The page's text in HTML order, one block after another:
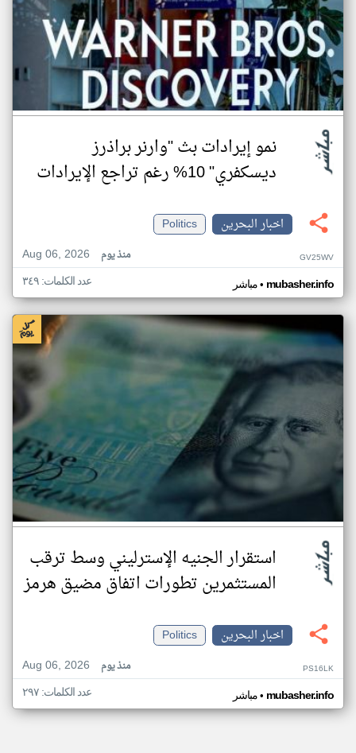
نمو إيرادات بث "وارنر براذرز
ديسكفري" 10% رغم تراجع الإيرادات
اخبار البحرين
Politics
Aug 06, 2026
منذ يوم GV25WV
مباشر• mubasher.info عدد الكلمات: ٣٤٩
استقرار الجنيه الإسترليني وسط ترقب
المستثمرين تطورات اتفاق مضيق هرمز
اخبار البحرين
Politics
Aug 06, 2026
منذ يوم PS16LK
مباشر• mubasher.info عدد الكلمات: ٢٩٧